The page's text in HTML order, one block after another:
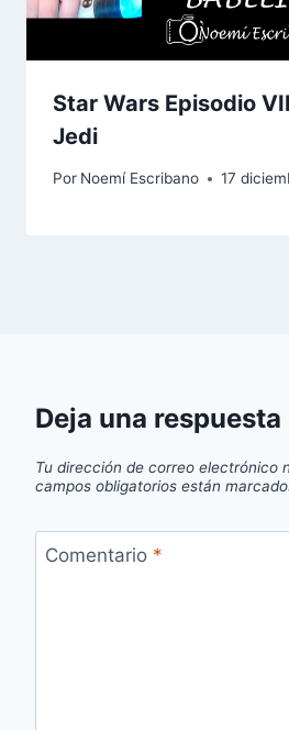
Star Wars Episodio
Jedi
Por Noemí Escribano 17
Deja una respuesta
Tu dirección de correo electrónico
campos obligatorios están
Comentario *